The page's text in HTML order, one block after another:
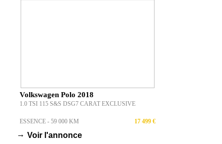
Volkswagen Polo 2018
1.0 TSI 115 S&S DSG7 CARAT EXCLUSIVE
ESSENCE - 59 000 KM 17 499 €
→ Voir l'annonce